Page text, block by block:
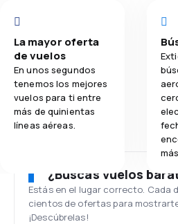
La mayor oferta
de vuelos
En unos segundos
tenemos los mejores
vuelos para ti entre
más de quinientas
líneas aéreas.
¿Buscas vuelos
Estás en el lugar correcto. Cada
cientos de ofertas para
¡Descúbrelas!